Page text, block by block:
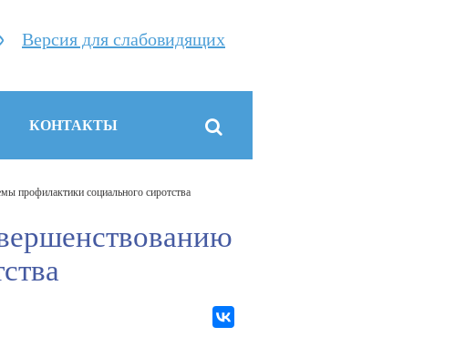
Версия для слабовидящих
КОНТАКТЫ
профилактики социального сиротства